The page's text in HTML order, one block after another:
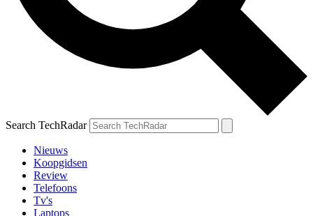
Search TechRadar
Nieuws
Koopgidsen
Review
Telefoons
Tv's
Laptops